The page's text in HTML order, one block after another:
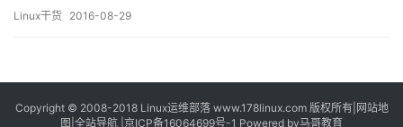
Linux干货 2016-08-29
Copyright © 2008-2018 Linux运维部落www.178linux.com 版权所有| 网站地
图 全站导航 京ICP备16064699号-1 Powered by马哥教育